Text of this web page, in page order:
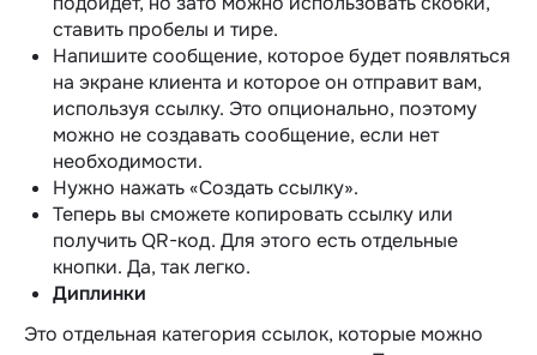
ставить пробелы и тире.
Напишите сообщение, которое будет появляться
на экране клиента и которое он отправит вам,
используя ссылку. Это опционально, поэтому
можно не создавать сообщение, если нет
необходимости.
Нужно нажать «Создать ссылку».
Теперь вы сможете копировать ссылку или
получить QR-код. Для этого есть отдельные
кнопки. Да, так легко.
Диплинки
Это отдельная категория ссылок, которые можно